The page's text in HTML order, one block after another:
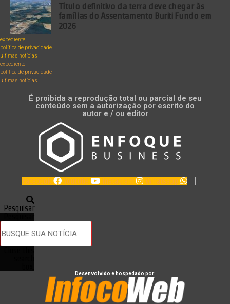
Título definitivo da terra deve chegar às
famílias do Assentamento Buriti Fundo em
2026
expediente
política de privacidade
últimas notícias
expediente
política de privacidade
últimas notícias
É proibida a reprodução total ou parcial de seu
conteúdo sem a autorização por escrito do
autor e / ou editor
Facebook Youtube Instagram Whatsapp
Pesquisar
Pesquisar
Desenvolvido e hospedado por: